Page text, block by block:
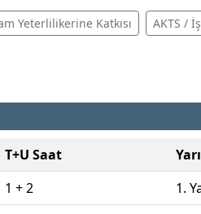
Yeterlilikerine Katkısı AKTS /
T+U Saat
1 + 2 1.